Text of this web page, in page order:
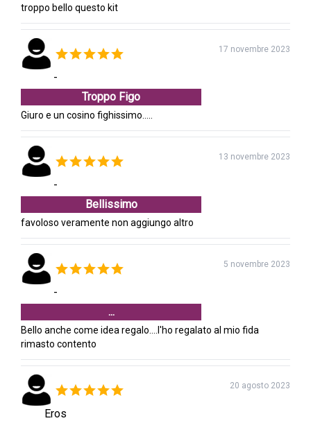
troppo bello questo kit
-
17 novembre 2023
Troppo Figo
Giuro e un cosino fighissimo.....
-
13 novembre 2023
Bellissimo
favoloso veramente non aggiungo altro
-
5 novembre 2023
...
Bello anche come idea regalo....l'ho regalato al mio fida
rimasto contento
Eros
20 agosto 2023